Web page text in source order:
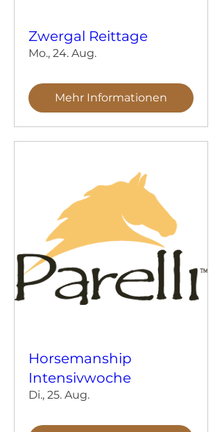
Zwergal Reittage
Mo., 24. Aug.
Mehr Informationen
Horsemanship
Intensivwoche
Di., 25. Aug.